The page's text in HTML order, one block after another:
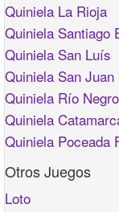
Quiniela La Rioja
Quiniela Santiago
Quiniela San Luís
Quiniela San Juan
Quiniela Río Negro
Quiniela
Quiniela Poceada
Otros Juegos
Loto